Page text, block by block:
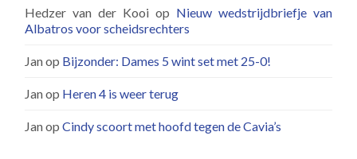
Hedzer van der Kooi op Nieuw wedstrijdbriefje van
Albatros voor scheidsrechters
Janop Bijzonder: Dames 5 wint set met 25-0!
Janop Heren 4 is weer terug
JanopCindy scoort met hoofd tegen de Cavia’s